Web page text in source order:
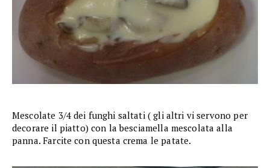
Mescolate 3/4 dei funghi saltati ( gli altri vi servono per
decorare il piatto) con la besciamella mescolata alla
panna. Farcite con questa crema le patate.